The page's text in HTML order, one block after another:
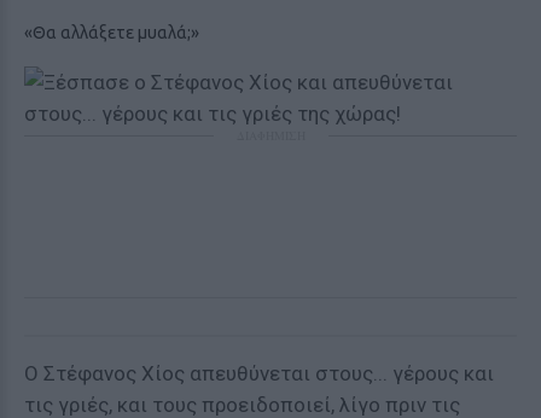
«Θα αλλάξετε μυαλά;»
Ο Στέφανος Χίος απευθύνεται στους... γέρους και
τις γριές, και τους προειδοποιεί, λίγο πριν τις